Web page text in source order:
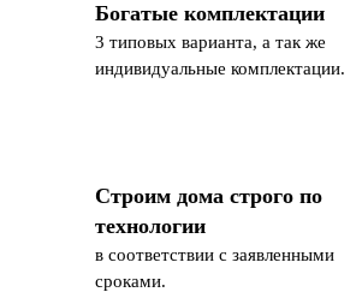
Богатые комплектации
3 типовых варианта, а так же
индивидуальные комплектации.
Строим дома строго по
технологии
в соответствии с заявленными
сроками.